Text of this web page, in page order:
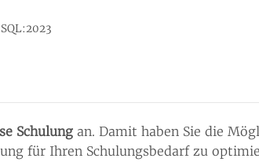
Schulung an. Damit haben Sie die
für Ihren Schulungsbedarf zu